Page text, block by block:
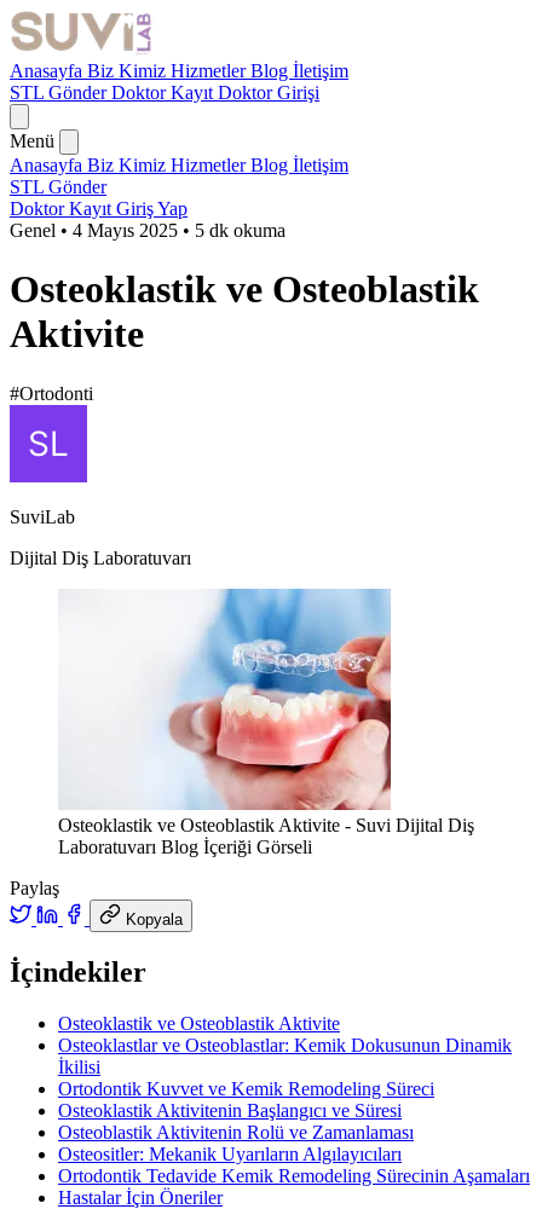
Anasayfa Biz Kimiz HizmetlerBlog İletişim
STL GönderDoktor Kayıt Doktor Girişi
Menü
Anasayfa Biz Kimiz HizmetlerBlog İletişim
STL Gönder
Doktor Kayıt Giriş Yap
Genel • 4 Mayıs 2025 • 5 dk okuma
Osteoklastik ve Osteoblastik
Aktivite
#Ortodonti
SuviLab
Dijital Diş Laboratuvarı
Osteoklastik ve Osteoblastik Aktivite - Suvi Dijital Diş
Laboratuvarı Blog İçeriği Görseli
Paylaş
Kopyala
İçindekiler
Osteoklastik ve Osteoblastik Aktivite
Osteoklastlar ve Osteoblastlar: Kemik Dokusunun Dinamik
İkilisi
Ortodontik Kuvvet ve Kemik Remodeling Süreci
Osteoklastik Aktivitenin Başlangıcı ve Süresi
Osteoblastik Aktivitenin Rolü ve Zamanlaması
Osteositler: Mekanik Uyarıların Algılayıcıları
Ortodontik Tedavide Kemik Remodeling Sürecinin Aşamaları
Hastalar İçin Öneriler